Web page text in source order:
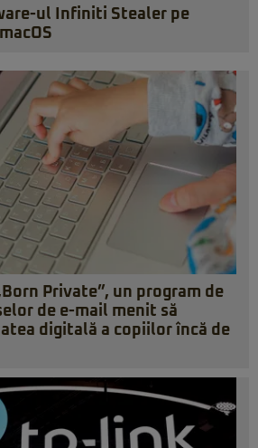
ul Infiniti Stealer pe
Private”, un program de
de e-mail menit să
digitală a copiilor încă de